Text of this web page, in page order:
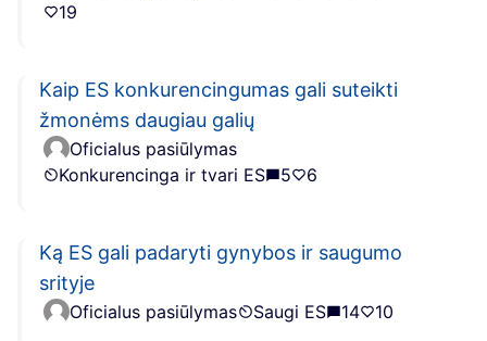
19
Kaip ES konkurencingumas gali suteikti
žmonėms daugiau galių
Oficialus pasiūlymas
Konkurencinga ir tvari ES
5 6
Ką ES gali padaryti gynybos ir saugumo
srityje
Oficialus pasiūlymas Saugi ES 14 10